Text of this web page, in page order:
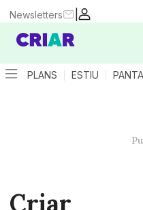
|
Newsletters
PLANS ESTIU
Criar